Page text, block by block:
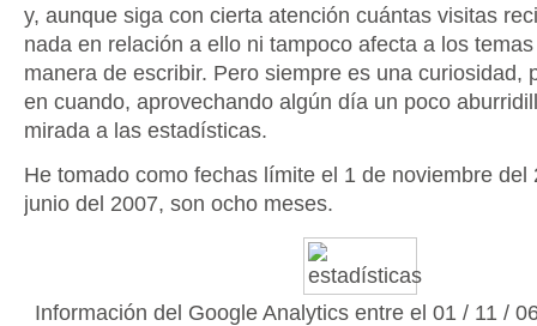
y, aunque siga con cierta atención cuántas visitas
nada en relación a ello ni tampoco afecta a los
manera de escribir. Pero siempre es una curiosidad,
en cuando, aprovechando algún día un poco
mirada a las estadísticas.
He tomado como fechas límite el 1 de noviembre del
junio del 2007, son ocho meses.
Información del Google Analytics entre el 01 / 11 /